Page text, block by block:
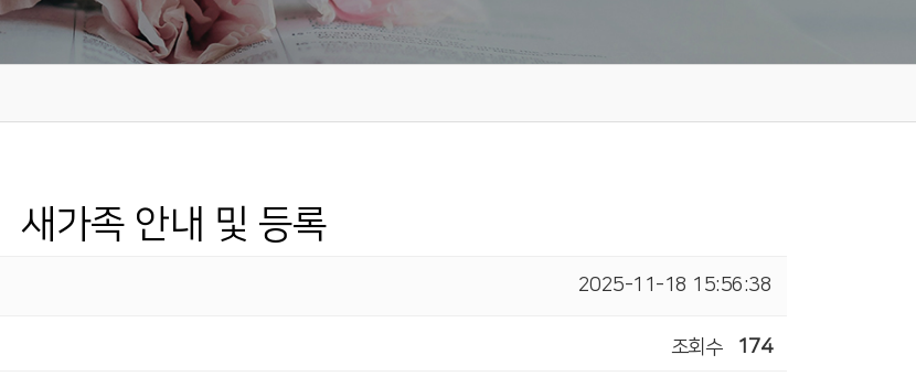
새가족 안내 및 등록
2025-11-18 15:56:38
조회수 174